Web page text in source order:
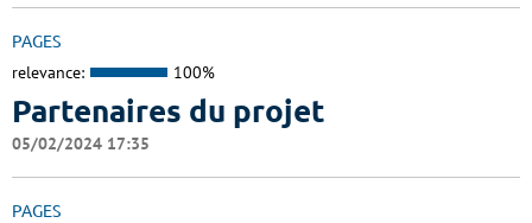
PAGES
relevance: 100%
Partenaires du projet
05/02/2024 17:35
PAGES